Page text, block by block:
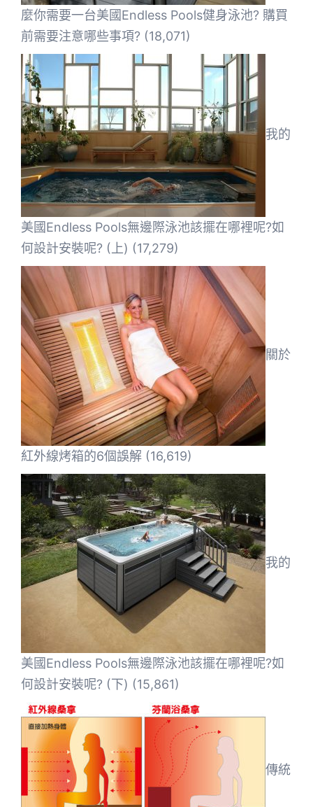
麼你需要一台美國Endless Pools健身泳池? 購買
前需要注意哪些事項? (18,071)
我的
美國Endless Pools無邊際泳池該擺在哪裡呢?如
何設計安裝呢? (上) (17,279)
關於
紅外線烤箱的6個誤解 (16,619)
我的
美國Endless Pools無邊際泳池該擺在哪裡呢?如
何設計安裝呢? (下) (15,861)
傳統